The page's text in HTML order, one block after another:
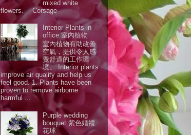
mixed white
flowers. Corsage
Interior Plants in
office 室內植物
室內植物有助改善
空氣，提供令人感
覺舒適的工作環
境。 Interior plants
improve air quality and help us
feel good. 1. Plants have been
proven to remove airborne
harmful ...
Purple wedding
bouquet 紫色婚禮
花球